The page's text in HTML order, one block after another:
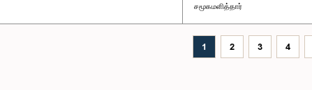
சமூகமளித்தார்
1 2 3 4